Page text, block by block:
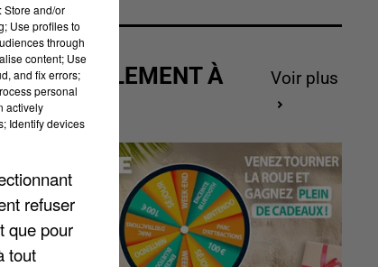
ACTUELLEMENT À
GAGNER
Voir plus
Store and/or
Use profiles to
through
content; Use
and fix errors;
personal
actively
Identify devices
refuser
que pour
tout